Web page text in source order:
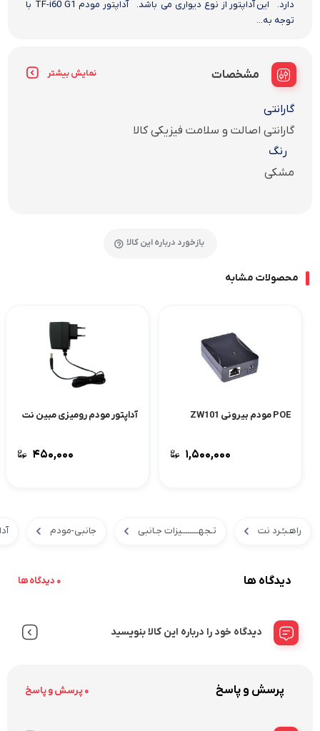
دارد. این آداپتور از نوع دیواری می باشد. آداپتور مودم TF-i60 G1 با
توجه به...
مشخصات نمایش بیشتر
گارانتی
گارانتی اصالت و سلامت فیزیکی کالا
رنگ
مشکی
بازخورد درباره این کالا
محصولات مشابه
POE مودم بیرونی ZW101
۱,۵۰۰,۰۰۰
آداپتور مودم رومیزی مبین نت
۴۵۰,۰۰۰
راهـبـُـرد نت تـجهــــــــیزات جـانبی جانبی-مودم
دیدگاه ها 0 دیدگاه ها
دیدگاه خود را درباره این کالا بنویسید
پرسش و پاسخ 0 پرسش و پاسخ